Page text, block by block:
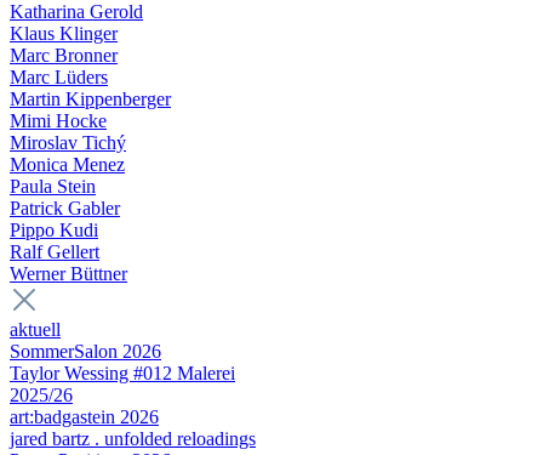
Katharina Gerold
Klaus Klinger
Marc Bronner
Marc Lüders
Martin Kippenberger
Mimi Hocke
Miroslav Tichý
Monica Menez
Paula Stein
Patrick Gabler
Pippo Kudi
Ralf Gellert
Werner Büttner
aktuell
SommerSalon 2026
Taylor Wessing #012 Malerei
2025/26
art:badgastein 2026
jared bartz . unfolded reloadings